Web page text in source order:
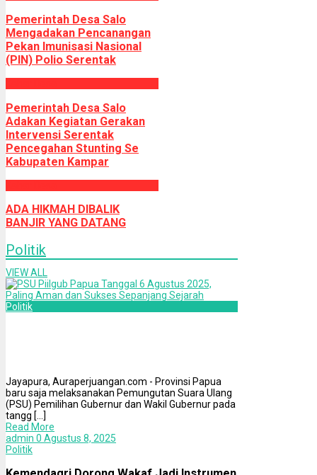
Pemerintah Desa Salo
Mengadakan Pencanangan
Pekan Imunisasi Nasional
(PIN) Polio Serentak
Pemerintah Desa Salo
Adakan Kegiatan Gerakan
Intervensi Serentak
Pencegahan Stunting Se
Kabupaten Kampar
ADA HIKMAH DIBALIK
BANJIR YANG DATANG
Politik
VIEW ALL
Politik
Jayapura, Auraperjuangan.com - Provinsi Papua
baru saja melaksanakan Pemungutan Suara Ulang
(PSU) Pemilihan Gubernur dan Wakil Gubernur pada
tangg [...]
Read More
admin 0 Agustus 8, 2025
Politik